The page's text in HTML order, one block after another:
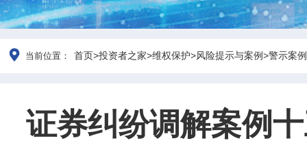
当前位置： 首页>投资者之家>维权保护>风险提示与案例>警示案例
证券纠纷调解案例